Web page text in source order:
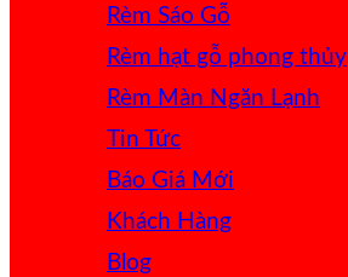
Rèm Sáo Gỗ
Rèm hạt gỗ phong thủy
Rèm Màn Ngăn Lạnh
Tin Tức
Báo Giá
Khách Hàng
Blog